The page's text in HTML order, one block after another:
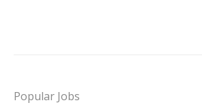
Popular Jobs